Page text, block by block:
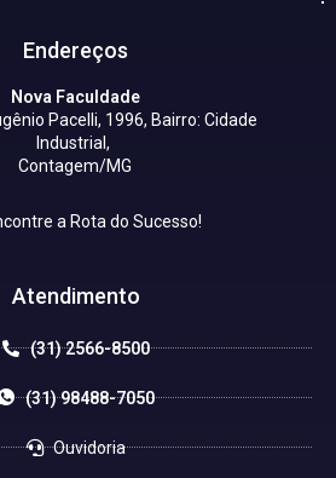
Endereços
Nova Faculdade
Pacelli, 1996, Bairro: Cidade
Industrial,
Contagem/MG
a Rota do Sucesso!
Atendimento
(31) 2566-8500
(31) 98488-7050
Ouvidoria